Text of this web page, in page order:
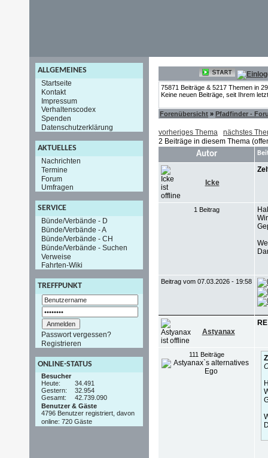
ALLGEMEINES
Startseite
Kontakt
Impressum
Verhaltenscodex
Spenden
Datenschutzerklärung
AKTUELLES
Nachrichten
Termine
Forum
Umfragen
SERVICE
Bünde/Verbände - D
Bünde/Verbände - A
Bünde/Verbände - CH
Bünde/Verbände - Suchen
Verweise
Fahrten-Wiki
TREFFPUNKT
Passwort vergessen?
Registrieren
ONLINE-STATUS
Besucher
Heute:
34.491
Gestern:
32.954
Gesamt:
42.739.090
Benutzer & Gäste
4796 Benutzer registriert, davon
online: 720 Gäste
75871 Beiträge & 5217 Themen in
Keine neuen Beiträge, seit Ihrem
Forenübersicht » Pfadfinder -
vorheriges Thema
nächstes
2 Beiträge in diesem Thema
Autor
Icke
1 Beitrag
Beitrag vom 07.03.2026 - 19:58
Astyanax
111 Beiträge